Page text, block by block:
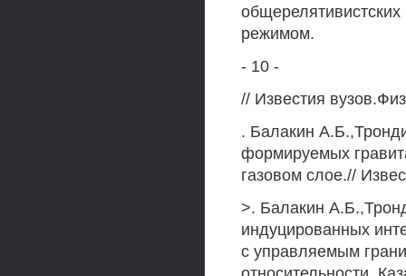
режимом.
- 10 -
// Известия
. Балакин
формируемых
газовом слое.//
>. Балакин
индуцированных
с управляемым